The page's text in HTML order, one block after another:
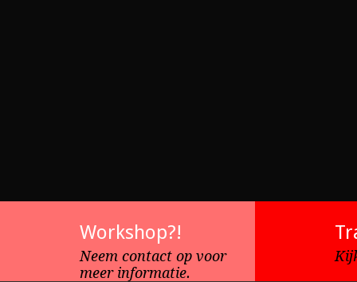
Workshop?!
Neem contact op voor
meer informatie.